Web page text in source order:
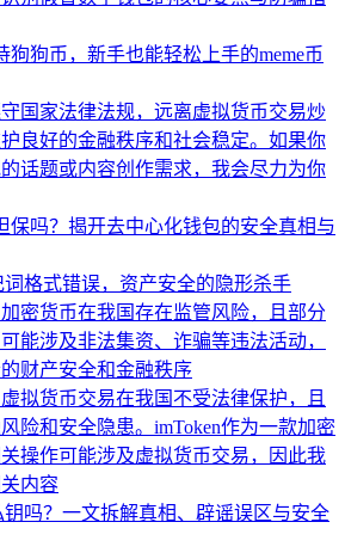
狗狗币，新手也能轻松上手的meme币
国家法律法规，远离虚拟货币交易炒
良好的金融秩序和社会稳定。如果你
话题或内容创作需求，我会尽力为你
保吗？揭开去中心化钱包的安全真相与
词格式错误，资产安全的隐形杀手
密货币在我国存在监管风险，且部分
能涉及非法集资、诈骗等违法活动，
财产安全和金融秩序
拟货币交易在我国不受法律保护，且
险和安全隐患。imToken作为一款加密
操作可能涉及虚拟货币交易，因此我
内容
钥吗？一文拆解真相、辟谣误区与安全